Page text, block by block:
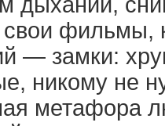
свои
— замки:
никому не
метафора